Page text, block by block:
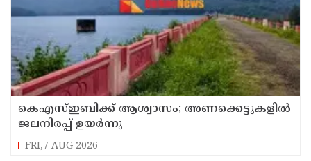
കെഎസ്ഇബിക്ക് ആശ്വാസം; അണക്കെട്ടുകളില്‍
ജലനിരപ്പ് ഉയര്‍ന്നു
FRI,7 AUG 2026